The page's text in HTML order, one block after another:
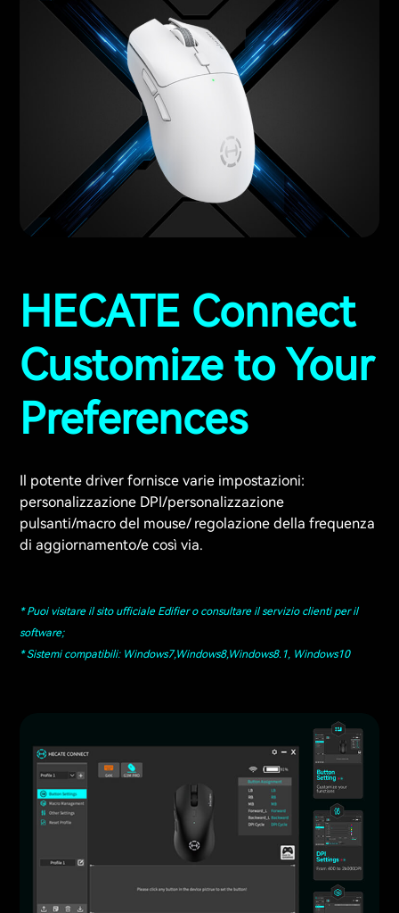
HECATE Connect
Customize to Your
Preferences
Il potente driver fornisce varie impostazioni:
personalizzazione DPI/personalizzazione
pulsanti/macro del mouse/ regolazione della frequenza
di aggiornamento/e così via.
* Puoi visitare il sito ufficiale Edifier o consultare il servizio clienti per il
software;
* Sistemi compatibili: Windows7,Windows8,Windows8.1, Windows10